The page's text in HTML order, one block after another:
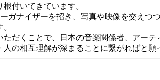
付いてきています。
ガナイザーを招き、写真や映像を交えつ
だくことで、日本の音楽関係者、アーテ
人の相互理解が深まることに繋がればと願